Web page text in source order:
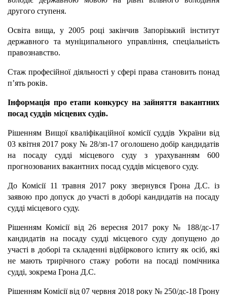
другого ступеня.
Освіта вища, у 2005 році закінчив Запорізький інститут
державного та муніципального управління, спеціальність
правознавство.
Стаж професійної діяльності у сфері права становить понад
п’ять років.
Інформація про етапи конкурсу на зайняття вакантних
посад суддів місцевих судів.
Рішенням Вищої кваліфікаційної комісії суддів України від
03 квітня 2017 року № 28/зп-17 оголошено добір кандидатів
на посаду судді місцевого суду з урахуванням 600
прогнозованих вакантних посад суддів місцевого суду.
До Комісії 11 травня 2017 року звернувся Грона Д.С. із
заявою про допуск до участі в доборі кандидатів на посаду
судді місцевого суду.
Рішенням Комісії від 26 вересня 2017 року № 188/дс-17
кандидатів на посаду судді місцевого суду допущено до
участі в доборі та складенні відбіркового іспиту як осіб, які
не мають трирічного стажу роботи на посаді помічника
судді, зокрема Грона Д.С.
Рішенням Комісії від 07 червня 2018 року № 250/дс-18 Грону